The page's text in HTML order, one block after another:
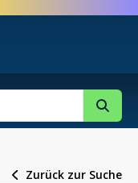
Zurück zur Suche